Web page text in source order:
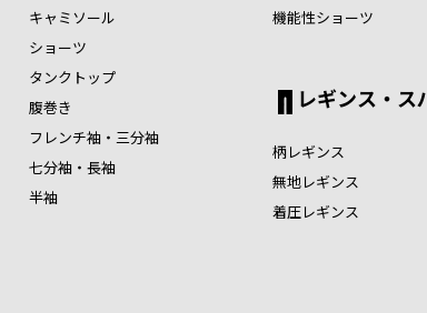
キャミソール
ショーツ
タンクトップ
腹巻き
フレンチ袖・三分袖
七分袖・長袖
半袖
機能性ショーツ
レギンス・ス
柄レギンス
無地レギンス
着圧レギンス